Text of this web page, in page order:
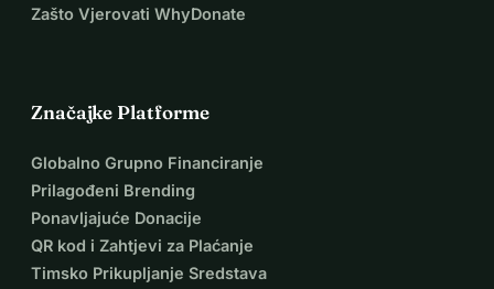
Zašto Vjerovati WhyDonate
Značajke Platforme
Globalno Grupno Financiranje
Prilagođeni Brending
Ponavljajuće Donacije
QR kod i Zahtjevi za Plaćanje
Timsko Prikupljanje Sredstava